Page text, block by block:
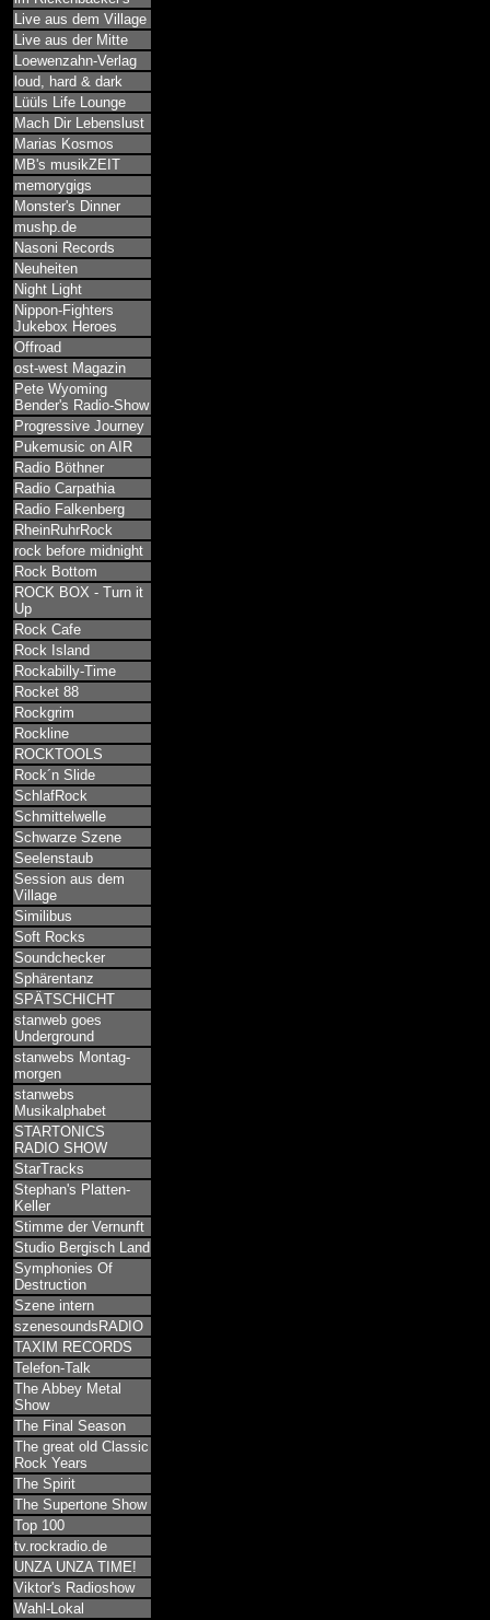
Live aus dem Village
Live aus der Mitte
Loewenzahn-Verlag
loud, hard & dark
Lüüls Life Lounge
Mach Dir Lebenslust
Marias Kosmos
MB's musikZEIT
memorygigs
Monster's Dinner
mushp.de
Nasoni Records
Neuheiten
Night Light
Nippon-Fighters
Jukebox Heroes
Offroad
ost-west Magazin
Pete Wyoming
Bender's Radio-Show
Progressive Journey
Pukemusic on AIR
Radio Böthner
Radio Carpathia
Radio Falkenberg
RheinRuhrRock
rock before midnight
Rock Bottom
ROCK BOX - Turn it
Up
Rock Cafe
Rock Island
Rockabilly-Time
Rocket 88
Rockgrim
Rockline
ROCKTOOLS
Rock´n Slide
SchlafRock
Schmittelwelle
Schwarze Szene
Seelenstaub
Session aus dem
Village
Similibus
Soft Rocks
Soundchecker
Sphärentanz
SPÄTSCHICHT
stanweb goes
Underground
stanwebs Montag-
morgen
stanwebs
Musikalphabet
STARTONICS
RADIO SHOW
StarTracks
Stephan's Platten-
Keller
Stimme der Vernunft
Studio Bergisch Land
Symphonies Of
Destruction
Szene intern
szenesoundsRADIO
TAXIM RECORDS
Telefon-Talk
The Abbey Metal
Show
The Final Season
The great old Classic
Rock Years
The Spirit
The Supertone Show
Top 100
tv.rockradio.de
UNZA UNZA TIME!
Viktor's Radioshow
Wahl-Lokal